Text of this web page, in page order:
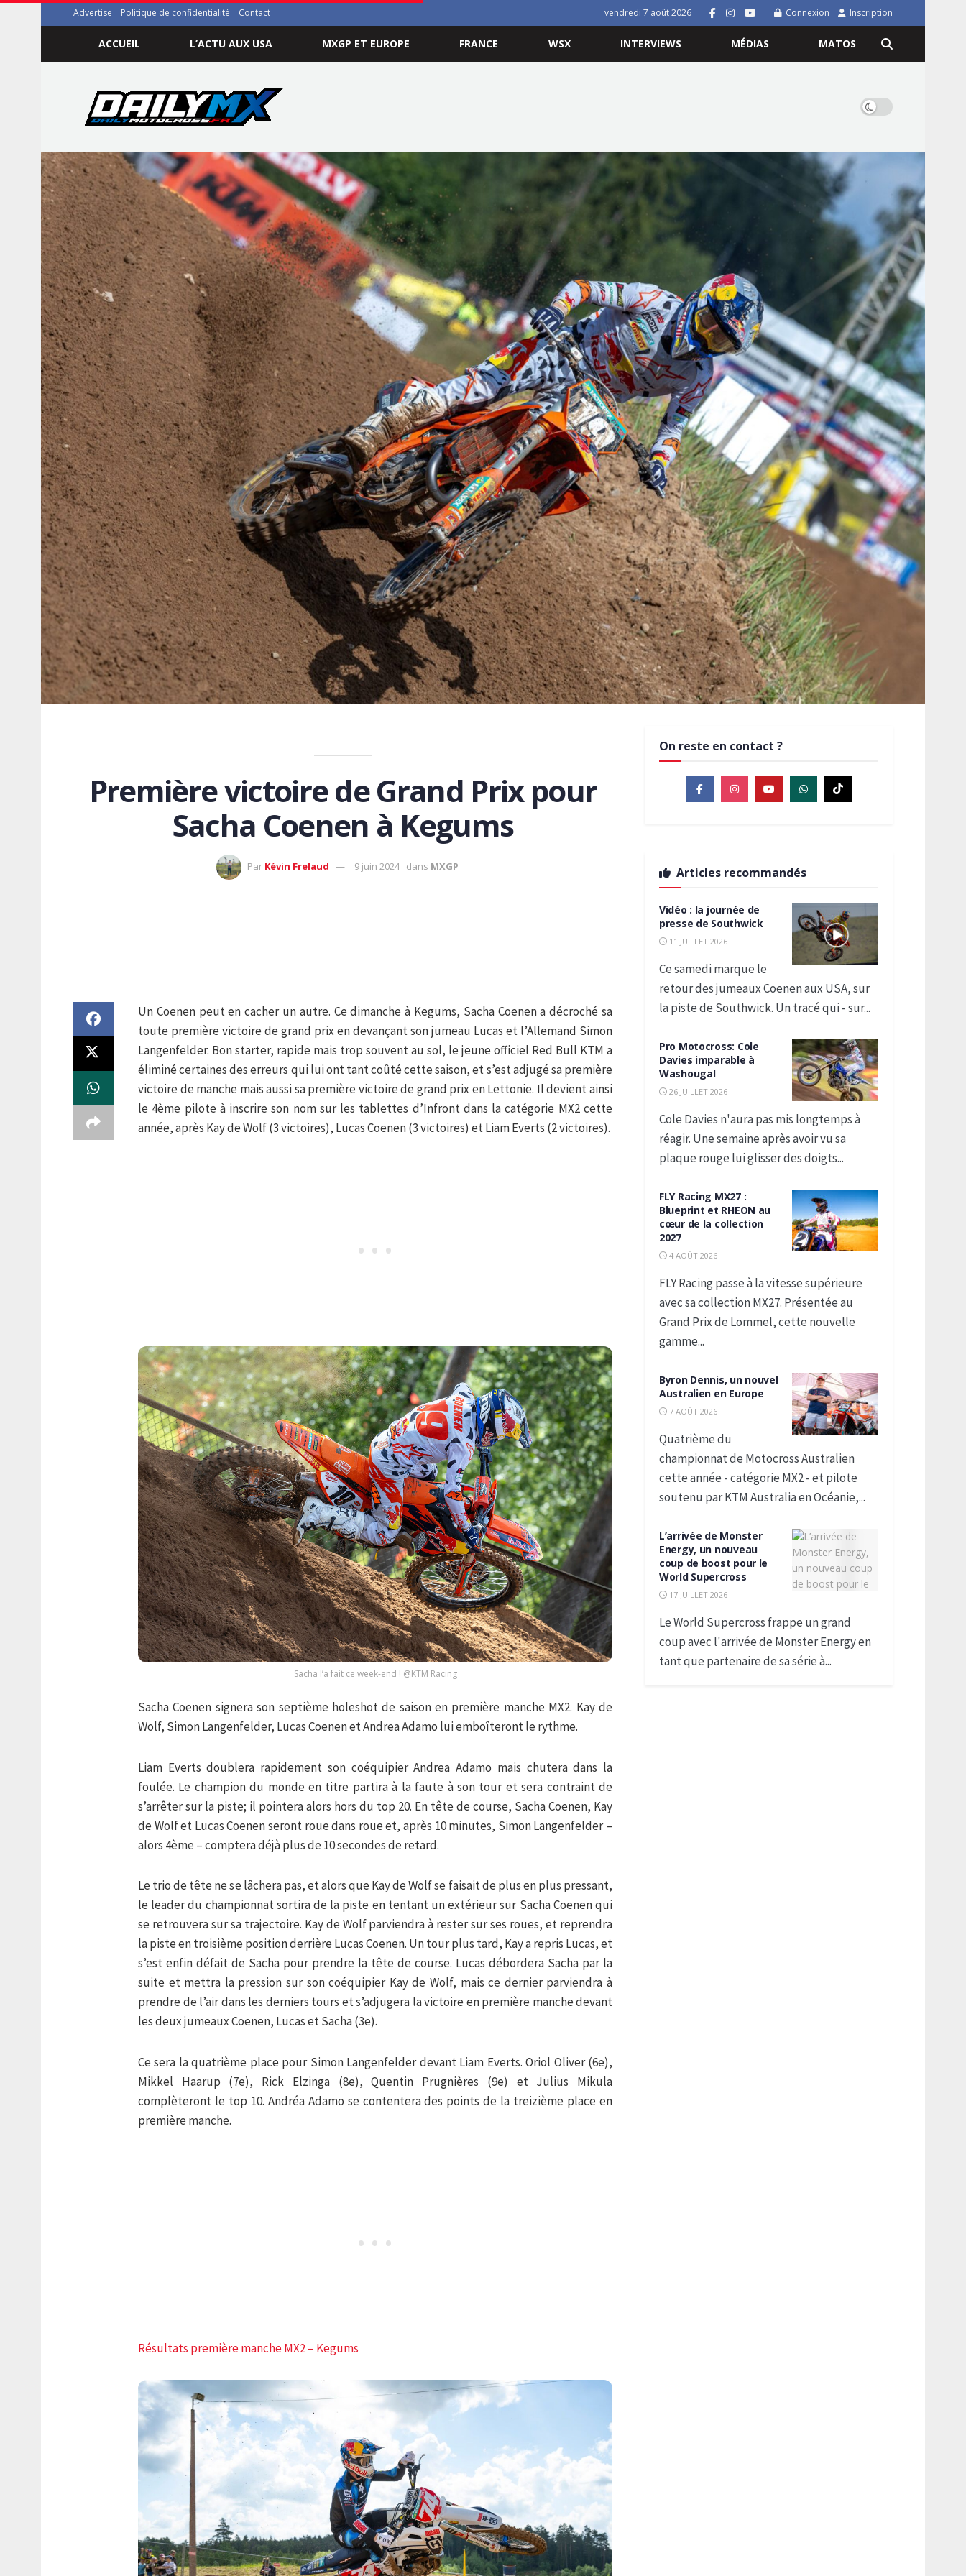
Advertise Politique de confidentialité Contact vendredi 7 août 2026 Connexion Inscription
ACCUEIL L’ACTU AUX USA MXGP ET EUROPE FRANCE WSX INTERVIEWS MÉDIAS MATOS
Première victoire de Grand Prix pour
Sacha Coenen à Kegums
Par Kévin Frelaud 9 juin 2024 dans MXGP
Un Coenen peut en cacher un autre. Ce dimanche à Kegums, Sacha Coenen a décroché sa
toute première victoire de grand prix en devançant son jumeau Lucas et l’Allemand Simon
Langenfelder. Bon starter, rapide mais trop souvent au sol, le jeune officiel Red Bull KTM a
éliminé certaines des erreurs qui lui ont tant coûté cette saison, et s’est adjugé sa première
victoire de manche mais aussi sa première victoire de grand prix en Lettonie. Il devient ainsi
le 4ème pilote à inscrire son nom sur les tablettes d’Infront dans la catégorie MX2 cette
année, après Kay de Wolf (3 victoires), Lucas Coenen (3 victoires) et Liam Everts (2 victoires).
Sacha l’a fait ce week-end ! @KTM Racing
Sacha Coenen signera son septième holeshot de saison en première manche MX2. Kay de
Wolf, Simon Langenfelder, Lucas Coenen et Andrea Adamo lui emboîteront le rythme.
Liam Everts doublera rapidement son coéquipier Andrea Adamo mais chutera dans la
foulée. Le champion du monde en titre partira à la faute à son tour et sera contraint de
s’arrêter sur la piste; il pointera alors hors du top 20. En tête de course, Sacha Coenen, Kay
de Wolf et Lucas Coenen seront roue dans roue et, après 10 minutes, Simon Langenfelder –
alors 4ème – comptera déjà plus de 10 secondes de retard.
Le trio de tête ne se lâchera pas, et alors que Kay de Wolf se faisait de plus en plus pressant,
le leader du championnat sortira de la piste en tentant un extérieur sur Sacha Coenen qui
se retrouvera sur sa trajectoire. Kay de Wolf parviendra à rester sur ses roues, et reprendra
la piste en troisième position derrière Lucas Coenen. Un tour plus tard, Kay a repris Lucas, et
s’est enfin défait de Sacha pour prendre la tête de course. Lucas débordera Sacha par la
suite et mettra la pression sur son coéquipier Kay de Wolf, mais ce dernier parviendra à
prendre de l’air dans les derniers tours et s’adjugera la victoire en première manche devant
les deux jumeaux Coenen, Lucas et Sacha (3e).
Ce sera la quatrième place pour Simon Langenfelder devant Liam Everts. Oriol Oliver (6e),
Mikkel Haarup (7e), Rick Elzinga (8e), Quentin Prugnières (9e) et Julius Mikula
complèteront le top 10. Andréa Adamo se contentera des points de la treizième place en
première manche.
Résultats première manche MX2 – Kegums
On reste en contact ?
Articles recommandés
Vidéo : la journée de
presse de Southwick
11 JUILLET 2026
Ce samedi marque le
retour des jumeaux Coenen aux USA, sur
la piste de Southwick. Un tracé qui - sur...
Pro Motocross: Cole
Davies imparable à
Washougal
26 JUILLET 2026
Cole Davies n'aura pas mis longtemps à
réagir. Une semaine après avoir vu sa
plaque rouge lui glisser des doigts...
FLY Racing MX27 :
Blueprint et RHEON au
cœur de la collection
2027
4 AOÛT 2026
FLY Racing passe à la vitesse supérieure
avec sa collection MX27. Présentée au
Grand Prix de Lommel, cette nouvelle
gamme...
Byron Dennis, un nouvel
Australien en Europe
7 AOÛT 2026
Quatrième du
championnat de Motocross Australien
cette année - catégorie MX2 - et pilote
soutenu par KTM Australia en Océanie,...
L’arrivée de Monster
Energy, un nouveau
coup de boost pour le
World Supercross
17 JUILLET 2026
Le World Supercross frappe un grand
coup avec l'arrivée de Monster Energy en
tant que partenaire de sa série à...